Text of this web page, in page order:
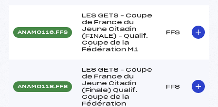
ANAM0116.FFS
LES GETS – Coupe
de France du
Jeune Citadin
(FINALE) – Qualif.
Coupe de la
Fédération M1
FFS
ANAM0118.FFS
LES GETS – Coupe
de France du
Jeune Citadin
(Finale) Qualif.
Coupe de la
Fédération
FFS